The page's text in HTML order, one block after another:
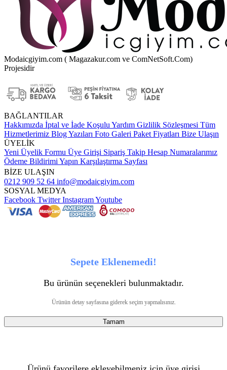
Modaicgiyim.com ( Magazakur.com ve ComNetSoft.Com)
Projesidir
BAĞLANTILAR
Hakkımızda İptal ve İade Koşulu Yardım Gizlilik Sözleşmesi Tüm
Hizmetlerimiz Blog Yazıları Foto Galeri Paket Fiyatları Bize Ulaşın
ÜYELİK
Yeni Üyelik Formu Üye Girişi Sipariş Takip Hesap Numaralarımız
Ödeme Bildirimi Yapın Karşılaştırma Sayfası
BİZE ULAŞIN
0212 909 52 64 info@modaicgiyim.com
SOSYAL MEDYA
Facebook TwitterInstagramYoutube
Sepete Eklenemedi!
Bu ürünün seçenekleri bulunmaktadır.
Ürünün detay sayfasına giderek seçim yapmalısınız.
Tamam